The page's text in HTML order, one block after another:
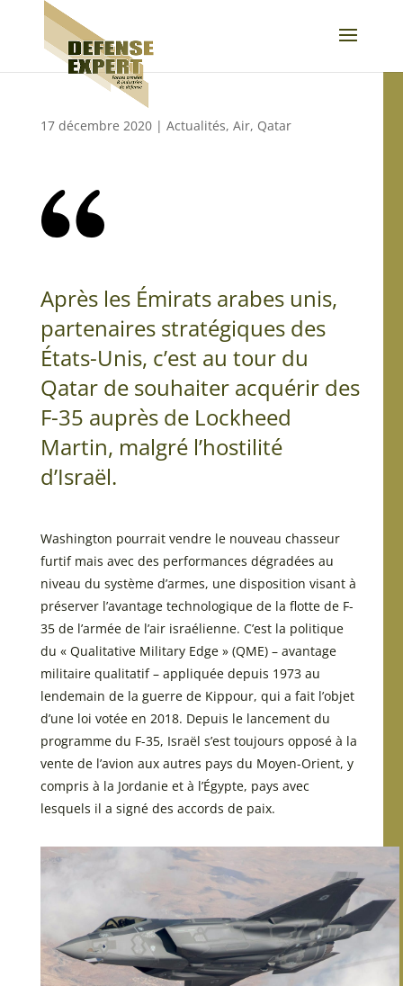
17 décembre 2020| Actualités, Air, Qatar
Après les Émirats arabes unis,
partenaires stratégiques des
États-Unis, c’est au tour du
Qatar de souhaiter acquérir des
F-35 auprès de Lockheed
Martin, malgré l’hostilité
d’Israël.
Washington pourrait vendre le nouveau chasseur
furtif mais avec des performances dégradées au
niveau du système d’armes, une disposition visant à
préserver l’avantage technologique de la flotte de F-
35 de l’armée de l’air israélienne. C’est la politique
du « Qualitative Military Edge » (QME) – avantage
militaire qualitatif – appliquée depuis 1973 au
lendemain de la guerre de Kippour, qui a fait l’objet
d’une loi votée en 2018. Depuis le lancement du
programme du F-35, Israël s’est toujours opposé à la
vente de l’avion aux autres pays du Moyen-Orient, y
compris à la Jordanie et à l’Égypte, pays avec
lesquels il a signé des accords de paix.